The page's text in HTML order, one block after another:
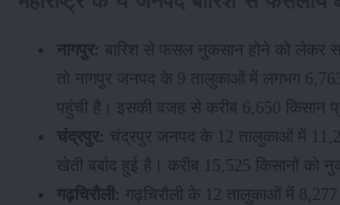
नागपुर:
बारिश से फसल नुकसान होने को लेकर
तो नागपुर जनपद के 9 तालुकाओं में लगभग
पहुंची है। इसकी वजह से करीब 6,650 किसान
चंद्रपुर:
चंद्रपुर जनपद के 12 तालुकाओं में
खेती बर्बाद हुई है। करीब 15,525 किसानों को
गढ़चिरौली: गढ़चिरौली के 12 तालुकाओं में